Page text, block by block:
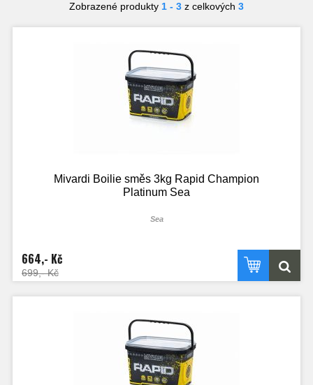
Zobrazené produkty 1 - 3 z celkových 3
Mivardi Boilie směs 3kg Rapid Champion
Platinum Sea
Sea
664,- Kč
699,- Kč